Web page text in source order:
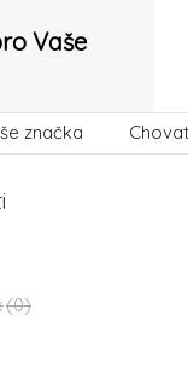
Vaše
značka
(0)